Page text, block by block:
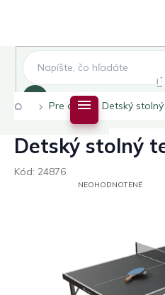
Domov
Pre deti Detský
Detský stolný
Kód: 24876
PRIEMERNÉ
HVIEZDIČIEK.
NEOHODNOTENÉ